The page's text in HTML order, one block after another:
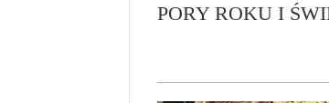
PORY ROKU I